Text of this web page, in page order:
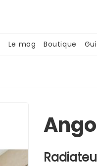
Le mag Boutique